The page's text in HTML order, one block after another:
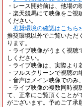
・レース開始前は、他場の
・楽天競馬にて映像をご
ください。
推奨環境の確認はこちら
推奨環境以外でご覧いただ
ります。
・ライブ映像がうまく視
しください。
・ライブ映像は、実際より
・フルスクリーンで視聴の
・音声はメイン映像でのみ
・ライブ映像の複数同時
て、正常にご覧頂くことが
がございます。予めご了承